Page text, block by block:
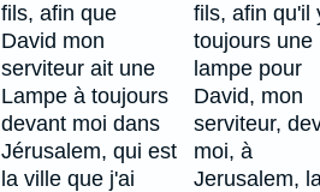
fils, afin que
David mon
serviteur ait une
Lampe à toujours
devant moi dans
Jérusalem, qui est
la ville que j'ai
fils, afin qu'il
toujours une
lampe pour
David, mon
serviteur,
moi, à
Jerusalem,